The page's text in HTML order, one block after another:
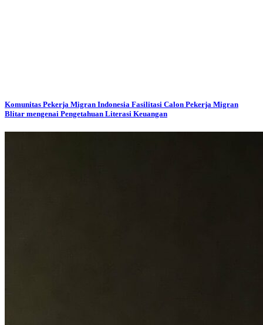
Komunitas Pekerja Migran Indonesia Fasilitasi Calon Pekerja Migran
Blitar mengenai Pengetahuan Literasi Keuangan